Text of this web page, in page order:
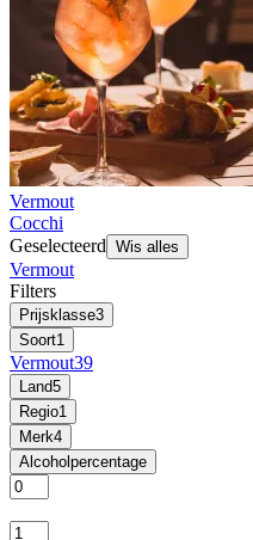
Vermout
Cocchi
Geselecteerd Wis alles
Vermout
Filters
Prijsklasse3
Soort1
Vermout39
Land5
Regio1
Merk4
Alcoholpercentage